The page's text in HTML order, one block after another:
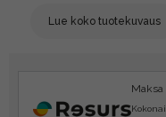
Lue koko tuotekuvaus